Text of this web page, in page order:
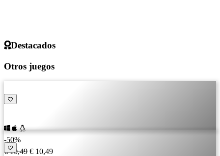
Destacados
Otros juegos
-50%
€ 10,49 € 10,49